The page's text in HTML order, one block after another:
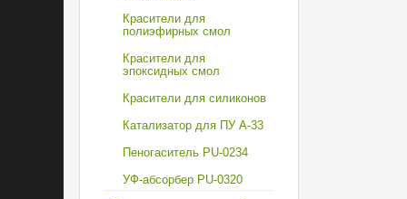
Красители для
полиэфирных смол
Красители для
эпоксидных смол
Красители для силиконов
Катализатор для ПУ A-33
Пеногаситель PU-0234
УФ-абсорбер PU-0320